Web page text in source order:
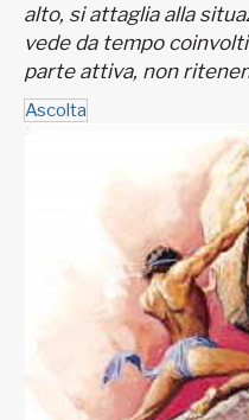
alto, si attaglia alla
vede da tempo
parte attiva, non
Ascolta